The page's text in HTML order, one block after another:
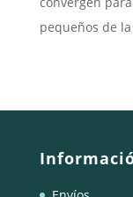
pequeños de la